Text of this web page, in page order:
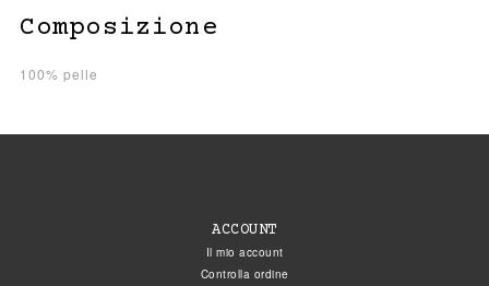
Composizione
100% pelle
ACCOUNT
Il mio account
Controlla ordine